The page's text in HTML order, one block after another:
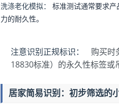
洗涤老化模拟：
标准测试通常要求
力的耐久性。
注意识别正规标识：
购买时
18830标准）的永久性标签或
居家简易识别：初步筛选的